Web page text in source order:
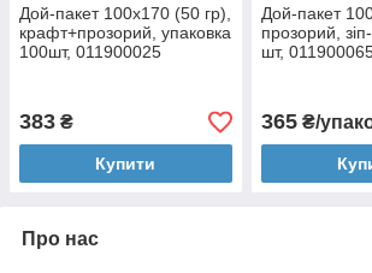
Дой-пакет 100х170 (50 гр),
крафт+прозорий, упаковка
100шт, 011900025
383 ₴
Купити
Дой-пакет
прозорий,
шт,
365₴/
Про нас